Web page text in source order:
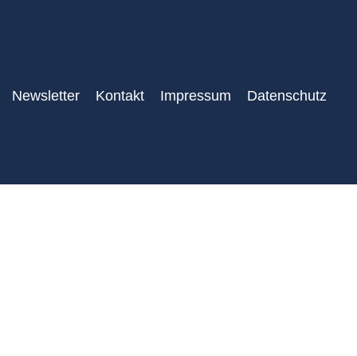
Newsletter Kontakt Impressum Datenschutz